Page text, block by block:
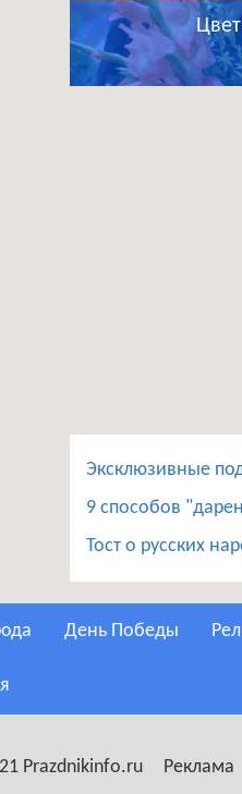
Эксклюзивные
9 способов
Тост о русских
День Победы
Prazdnikinfo.ru Реклама